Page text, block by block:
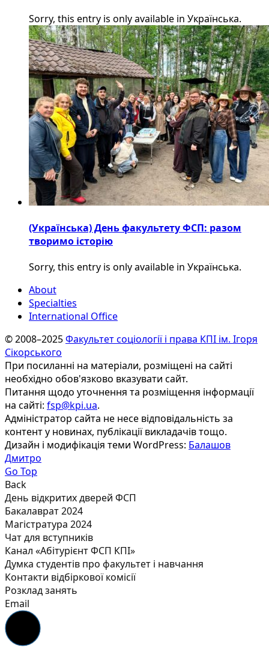
Sorry, this entry is only available in Українська.
(Українська) День факультету ФСП: разом
творимо історію
Sorry, this entry is only available in Українська.
About
Specialties
International Office
© 2008–2025Факультет соціології і права КПІ ім. Ігоря
Сікорського
При посиланні на матеріали, розміщені на сайті
необхідно обов'язково вказувати сайт.
Питання щодо уточнення та розміщення інформації
на сайті: fsp@kpi.ua.
Адміністратор сайта не несе відповідальність за
контент у новинах, публікації викладачів тощо.
Дизайн і модифікація теми WordPress: Балашов
Дмитро
Go Top
Back
День відкритих дверей ФСП
Бакалаврат 2024
Магістратура 2024
Чат для вступників
Канал «Абітурієнт ФСП КПІ»
Думка студентів про факультет і навчання
Контакти відбіркової комісії
Розклад занять
Email